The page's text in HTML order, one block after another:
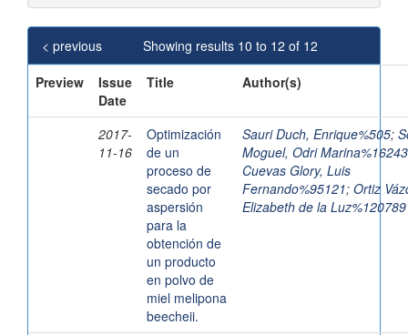
Showing results 10 to 12 of 12
< previous
Preview
Issue
Date
Title Author(s)
2017-
11-16
Optimización
de un
proceso de
secado por
aspersión
para la
obtención de
un producto
en polvo de
miel melipona
beecheii.
Sauri Duch, Enrique%505;
Moguel, Odri
Cuevas Glory, Luis
Fernando%95121; Ortiz
Elizabeth de la Luz%120789